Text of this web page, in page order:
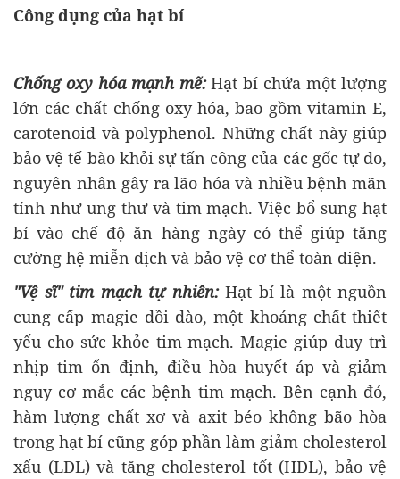
Công dụng của hạt bí
Chống oxy hóa mạnh mẽ:Hạt bí chứa một lượng
lớn các chất chống oxy hóa, bao gồm vitamin E,
carotenoid và polyphenol. Những chất này giúp
bảo vệ tế bào khỏi sự tấn công của các gốc tự do,
nguyên nhân gây ra lão hóa và nhiều bệnh mãn
tính như ung thư và tim mạch. Việc bổ sung hạt
bí vào chế độ ăn hàng ngày có thể giúp tăng
cường hệ miễn dịch và bảo vệ cơ thể toàn diện.
"Vệ sĩ" tim mạch tự nhiên: Hạt bí là một nguồn
cung cấp magie dồi dào, một khoáng chất thiết
yếu cho sức khỏe tim mạch. Magie giúp duy trì
nhịp tim ổn định, điều hòa huyết áp và giảm
nguy cơ mắc các bệnh tim mạch. Bên cạnh đó,
hàm lượng chất xơ và axit béo không bão hòa
trong hạt bí cũng góp phần làm giảm cholesterol
xấu (LDL) và tăng cholesterol tốt (HDL), bảo vệ